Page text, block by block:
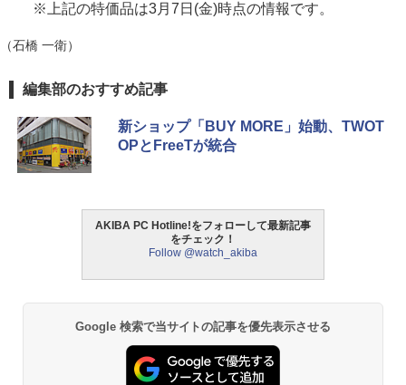
※上記の特価品は3月7日(金)時点の情報です。
（石橋 一衛）
編集部のおすすめ記事
新ショップ「BUY MORE」始動、TWOT
OPとFreeTが統合
AKIBA PC Hotline!をフォローして最新記事
をチェック！
Follow @watch_akiba
Google 検索で当サイトの記事を優先表示させる